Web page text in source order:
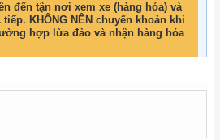
đến tận nơi xem xe (hàng hóa) và
KHÔNG NÊN chuyển khoản khi
hợp lừa đảo và nhận hàng hóa